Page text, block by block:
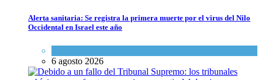
Alerta sanitaria: Se registra la primera muerte por el virus del Nilo
Occidental en Israel este año
6 agosto 2026